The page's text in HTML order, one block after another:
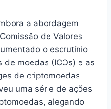
a abordagem
de Valores
o escrutínio
moedas (ICOs) e as
de criptomoedas.
uma série de ações
alegando